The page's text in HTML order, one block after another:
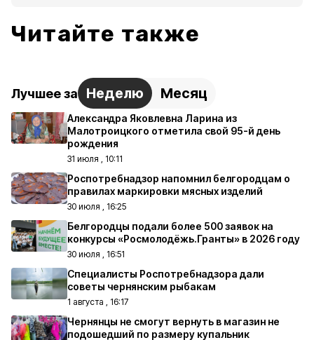
Читайте также
Лучшее за Неделю Месяц
Александра Яковлевна Ларина из
Малотроицкого отметила свой 95-й день
рождения
31 июля , 10:11
Роспотребнадзор напомнил белгородцам о
правилах маркировки мясных изделий
30 июля , 16:25
Белгородцы подали более 500 заявок на
конкурсы «Росмолодёжь.Гранты» в 2026 году
30 июля , 16:51
Специалисты Роспотребнадзора дали
советы чернянским рыбакам
1 августа , 16:17
Чернянцы не смогут вернуть в магазин не
подошедший по размеру купальник